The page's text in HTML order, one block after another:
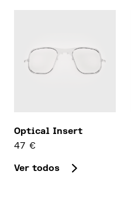
Optical Insert
47 €
Ver todos